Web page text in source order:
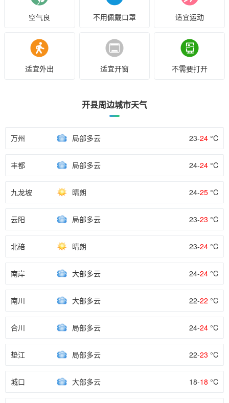
空气良 不用佩戴口罩 适宜运动
适宜外出 适宜开窗 不需要打开
开县周边城市天气
万州 局部多云 23-24 °C
丰都 局部多云 24-24 °C
九龙坡 晴朗 24-25 °C
云阳 局部多云 23-23 °C
北碚 晴朗 23-24 °C
南岸 大部多云 24-24 °C
南川 大部多云 22-22 °C
合川 局部多云 24-24 °C
垫江 局部多云 22-23 °C
城口 大部多云 18-18 °C